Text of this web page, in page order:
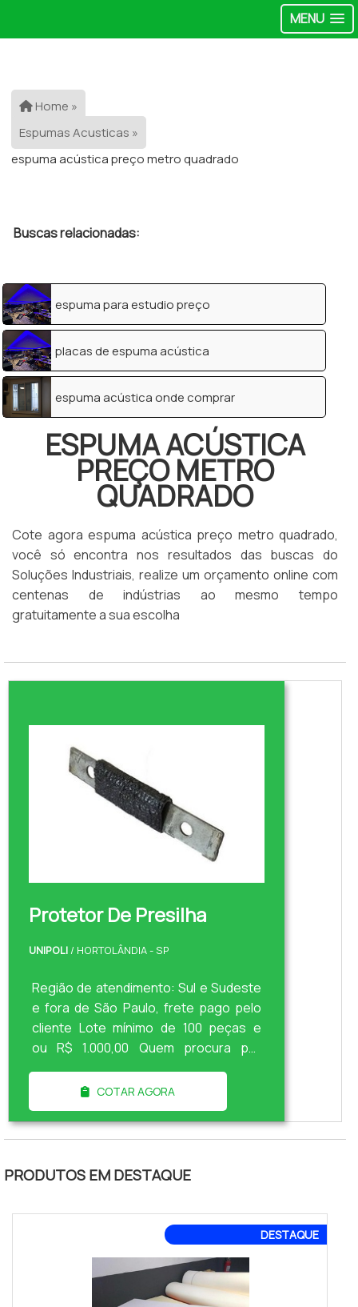
MENU
Home »
Espumas Acusticas »
espuma acústica preço metro quadrado
Buscas relacionadas:
espuma para estudio preço
placas de espuma acústica
espuma acústica onde comprar
ESPUMA ACÚSTICA
PREÇO METRO
QUADRADO
Cote agora espuma acústica preço metro quadrado,
você só encontra nos resultados das buscas do
Soluções Industriais, realize um orçamento online com
centenas de indústrias ao mesmo tempo
gratuitamente a sua escolha
Protetor De Presilha
UNIPOLI / HORTOLÂNDIA - SP
Região de atendimento: Sul e Sudeste
e fora de São Paulo, frete pago pelo
cliente Lote mínimo de 100 peças e
ou R$ 1.000,00 Quem procura por
isomanta fabricante, conhecerá a
empresa líder do mercado.
Comparando por meio do maior
marketplace da américa latina e
mercado. Qualidade é aqui! Quando a
qualidade com pagamento acessível.
COTAR AGORA
PRODUTOS EM DESTAQUE
DESTAQUE